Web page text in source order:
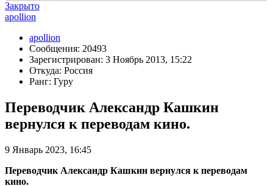
Закрыто
apollion
apollion
Сообщения: 20493
Зарегистрирован: 3 Ноябрь 2013, 15:22
Откуда: Россия
Ранг: Гуру
Переводчик Александр Кашкин
вернулся к переводам кино.
9 Январь 2023, 16:45
Переводчик Александр Кашкин вернулся к переводам
кино.